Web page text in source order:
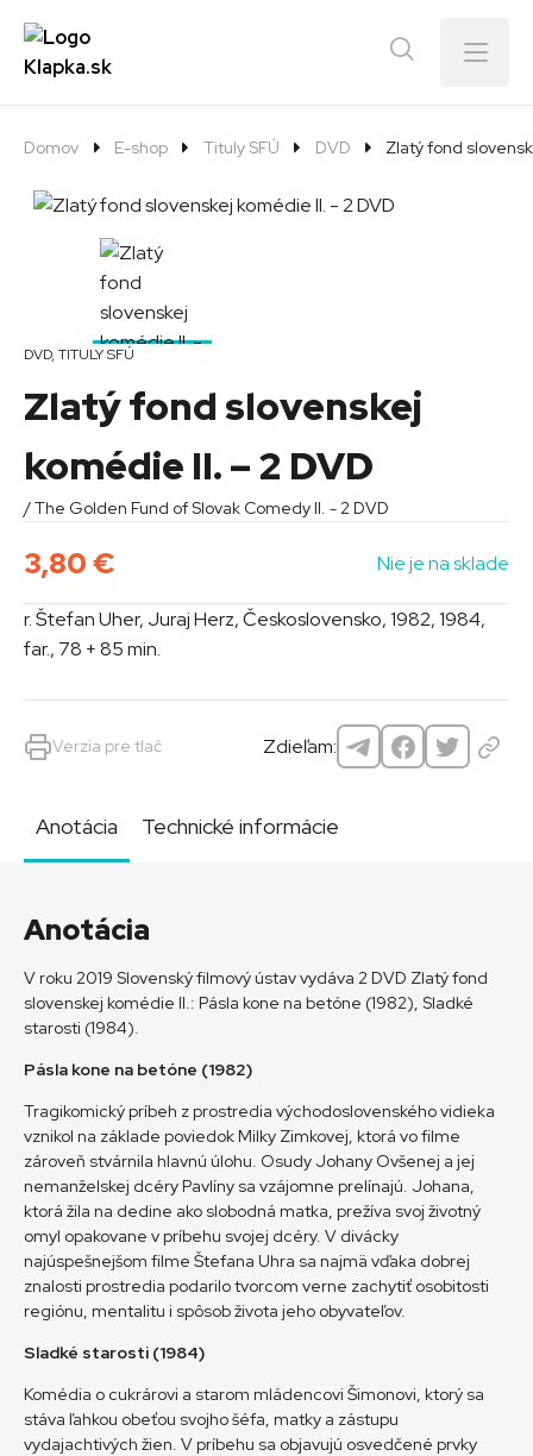
Menu
Domov E-shop Tituly SFÚ DVD Zlatý fond
DVD, TITULY SFÚ
Zlatý fond slovenskej
komédie II. – 2 DVD
/ The Golden Fund of Slovak Comedy II. - 2 DVD
3,80€ Nie je na sklade
r. Štefan Uher, Juraj Herz, Československo, 1982, 1984,
far., 78 + 85 min.
Verzia pre tlač Zdieľam:
Anotácia Technické informácie
Anotácia
V roku 2019 Slovenský filmový ústav vydáva 2 DVD Zlatý fond
slovenskej komédie II.: Pásla kone na betóne (1982), Sladké
starosti (1984).
Pásla kone na betóne (1982)
Tragikomický príbeh z prostredia východoslovenského vidieka
vznikol na základe poviedok Milky Zimkovej, ktorá vo filme
zároveň stvárnila hlavnú úlohu. Osudy Johany Ovšenej a jej
nemanželskej dcéry Pavlíny sa vzájomne prelínajú. Johana,
ktorá žila na dedine ako slobodná matka, prežíva svoj životný
omyl opakovane v príbehu svojej dcéry. V divácky
najúspešnejšom filme Štefana Uhra sa najmä vďaka dobrej
znalosti prostredia podarilo tvorcom verne zachytiť osobitosti
regiónu, mentalitu i spôsob života jeho obyvateľov.
Sladké starosti (1984)
Komédia o cukrárovi a starom mládencovi Šimonovi, ktorý sa
stáva ľahkou obeťou svojho šéfa, matky a zástupu
vydajachtivých žien. V príbehu sa objavujú osvedčené prvky